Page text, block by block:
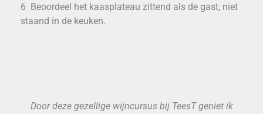
6 Beoordeel het kaasplateau zittend als de gast, niet
staand in de keuken.
Door deze gezellige wijncursus bij TeesT geniet ik